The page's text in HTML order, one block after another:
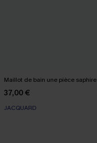
Maillot de bain une pièce saphire
37,00 €
JACQUARD